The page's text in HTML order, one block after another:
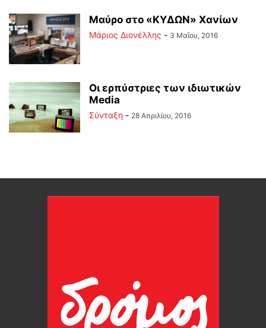
Μαύρο στο «ΚΥΔΩΝ» Χανίων
Μάριος Διονέλλης - 3 Μαΐου, 2016
Οι ερπύστριες των ιδιωτικών
Media
Σύνταξη - 28 Απριλίου, 2016